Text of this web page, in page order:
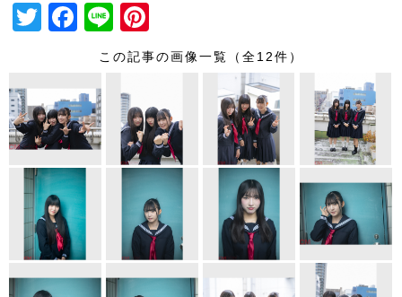
T
er
F
e
b
o
o
k
Li
n
nt
e
st
この記事の画像一覧（全12件）